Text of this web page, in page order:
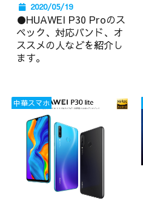
2020/05/19
●HUAWEI P30 Proのス
ペック、対応バンド、オ
ススメの人などを紹介し
ます。
中華スマホ